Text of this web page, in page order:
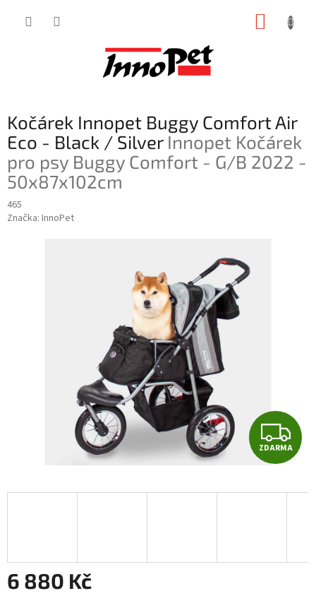
Kočárek Innopet Buggy Comfort Air
Eco - Black / Silver Innopet Kočárek
pro psy Buggy Comfort - G/B 2022 -
50x87x102cm
465
Značka: InnoPet
Z
D
A
ZDARMA
6 880 Kč